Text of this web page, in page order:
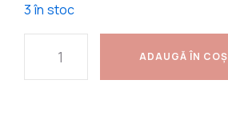
3 în stoc
ADAUGĂ ÎN COȘ